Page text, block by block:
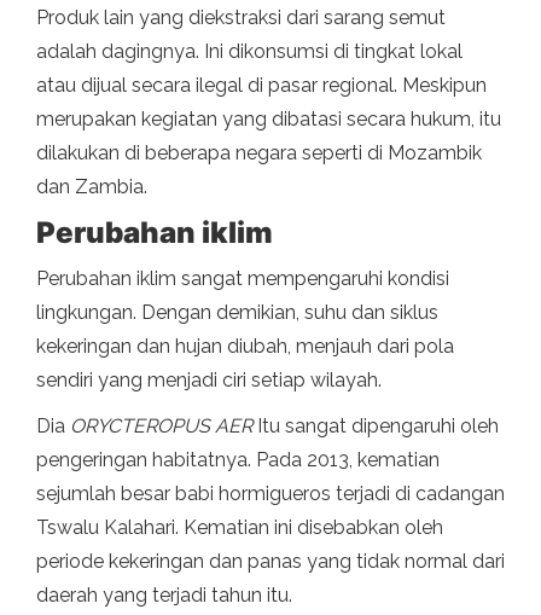
Produk lain yang diekstraksi dari sarang semut
adalah dagingnya. Ini dikonsumsi di tingkat lokal
atau dijual secara ilegal di pasar regional. Meskipun
merupakan kegiatan yang dibatasi secara hukum, itu
dilakukan di beberapa negara seperti di Mozambik
dan Zambia.
Perubahan iklim
Perubahan iklim sangat mempengaruhi kondisi
lingkungan. Dengan demikian, suhu dan siklus
kekeringan dan hujan diubah, menjauh dari pola
sendiri yang menjadi ciri setiap wilayah.
Dia ORYCTEROPUS AERItu sangat dipengaruhi oleh
pengeringan habitatnya. Pada 2013, kematian
sejumlah besar babi hormigueros terjadi di cadangan
Tswalu Kalahari. Kematian ini disebabkan oleh
periode kekeringan dan panas yang tidak normal dari
daerah yang terjadi tahun itu.